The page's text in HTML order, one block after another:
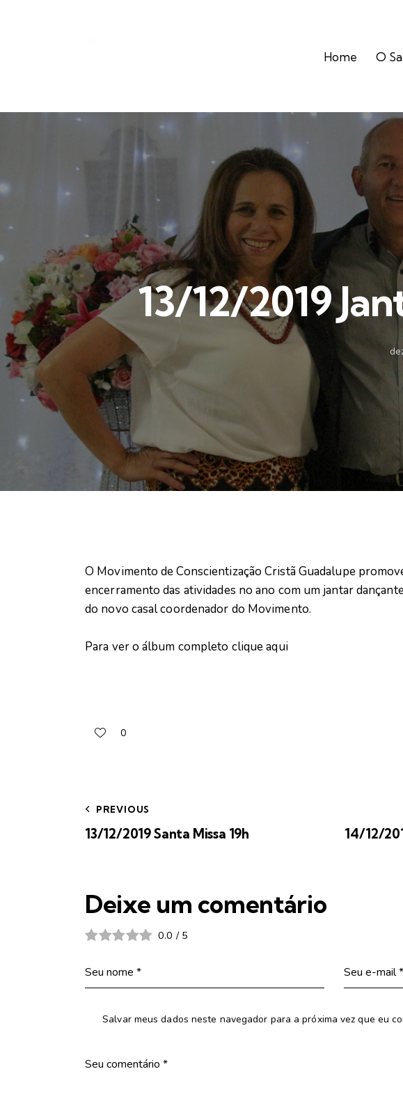
Home O
13/12/2019
O Movimento de Conscientização Cristã Guadalupe
encerramento das atividades no ano com um jantar
do novo casal coordenador do Movimento.
Para ver o álbum completo clique aqui
0
PREVIOUS
13/12/2019 Santa Missa 19h 14/12/
Deixe um comentário
0.0 / 5
Salvar meus dados neste navegador para a próxima vez que eu